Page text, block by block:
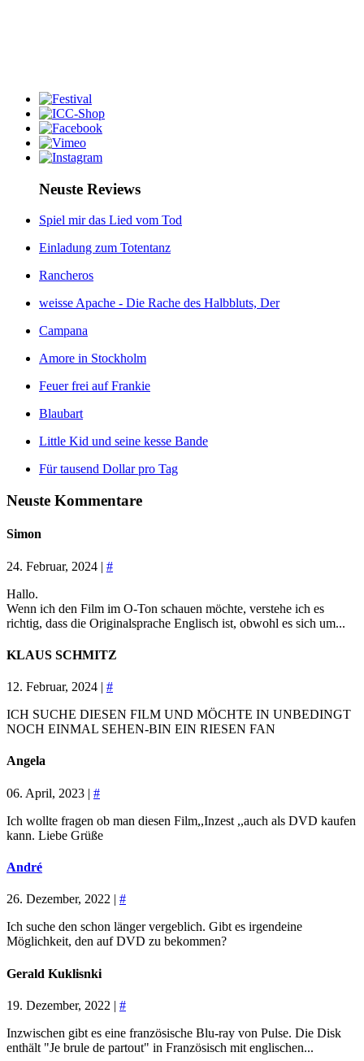
Neuste Reviews
Spiel mir das Lied vom Tod
Einladung zum Totentanz
Rancheros
weisse Apache - Die Rache des Halbbluts, Der
Campana
Amore in Stockholm
Feuer frei auf Frankie
Blaubart
Little Kid und seine kesse Bande
Für tausend Dollar pro Tag
Neuste Kommentare
Simon
24. Februar, 2024 | #
Hallo.
Wenn ich den Film im O-Ton schauen möchte, verstehe ich es
richtig, dass die Originalsprache Englisch ist, obwohl es sich um...
KLAUS SCHMITZ
12. Februar, 2024 | #
ICH SUCHE DIESEN FILM UND MÖCHTE IN UNBEDINGT
NOCH EINMAL SEHEN-BIN EIN RIESEN FAN
Angela
06. April, 2023 | #
Ich wollte fragen ob man diesen Film,,Inzest ,,auch als DVD kaufen
kann. Liebe Grüße
André
26. Dezember, 2022 | #
Ich suche den schon länger vergeblich. Gibt es irgendeine
Möglichkeit, den auf DVD zu bekommen?
Gerald Kuklisnki
19. Dezember, 2022 | #
Inzwischen gibt es eine französische Blu-ray von Pulse. Die Disk
enthält "Je brule de partout" in Französisch mit englischen...